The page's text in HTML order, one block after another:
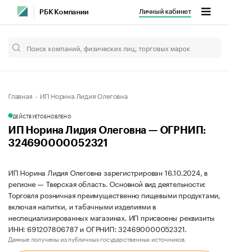
РБК Компании Личный кабинет
Главная ИП Норина Лидия Олеговна
ДЕЙСТВУЕТОБНОВЛЕНО
ИП Норина Лидия Олеговна — ОГРНИП:
324690000052321
ИП Норина Лидия Олеговна зарегистрирован 16.10.2024, в
регионе — Тверская область. Основной вид деятельности:
Торговля розничная преимущественно пищевыми продуктами,
включая напитки, и табачными изделиями в
неспециализированных магазинах. ИП присвоены реквизиты
ИНН: 691207806787 и ОГРНИП: 324690000052321.
Данные получены из публичных государственных источников.